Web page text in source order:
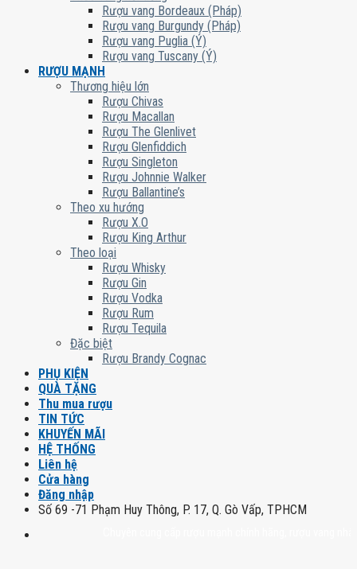
Rượu vang Bordeaux (Pháp)
Rượu vang Burgundy (Pháp)
Rượu vang Puglia (Ý)
Rượu vang Tuscany (Ý)
RƯỢU MẠNH
Thương hiệu lớn
Rượu Chivas
Rượu Macallan
Rượu The Glenlivet
Rượu Glenfiddich
Rượu Singleton
Rượu Johnnie Walker
Rượu Ballantine’s
Theo xu hướng
Rượu X.O
Rượu King Arthur
Theo loại
Rượu Whisky
Rượu Gin
Rượu Vodka
Rượu Rum
Rượu Tequila
Đặc biệt
Rượu Brandy Cognac
PHỤ KIỆN
QUÀ TẶNG
Thu mua rượu
TIN TỨC
KHUYẾN MÃI
HỆ THỐNG
Liên hệ
Cửa hàng
Đăng nhập
Số 69 -71 Phạm Huy Thông, P. 17, Q. Gò Vấp, TPHCM